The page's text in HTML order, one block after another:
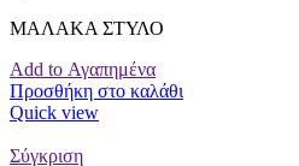
ΜΑΛΑΚΑ ΣΤΥΛΟ
Add to Αγαπημένα
Προσθήκη στο καλάθι
Quick view
Σύγκριση